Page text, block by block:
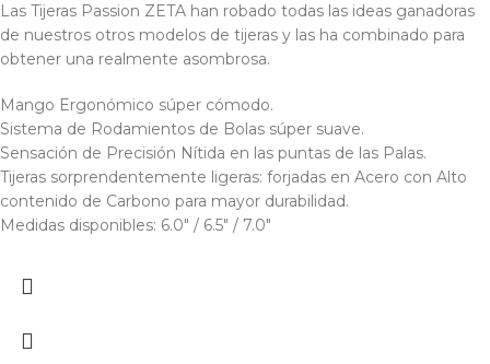
Las Tijeras Passion ZETA han robado todas las ideas ganadoras
de nuestros otros modelos de tijeras y las ha combinado para
obtener una realmente asombrosa.
Mango Ergonómico súper cómodo.
Sistema de Rodamientos de Bolas súper suave.
Sensación de Precisión Nítida en las puntas de las Palas.
Tijeras sorprendentemente ligeras: forjadas en Acero con Alto
contenido de Carbono para mayor durabilidad.
Medidas disponibles: 6.0" / 6.5" / 7.0"